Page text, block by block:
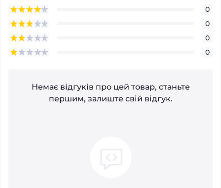
0
0
0
0
Немає відгуків про цей товар, станьте
першим, залиште свій відгук.